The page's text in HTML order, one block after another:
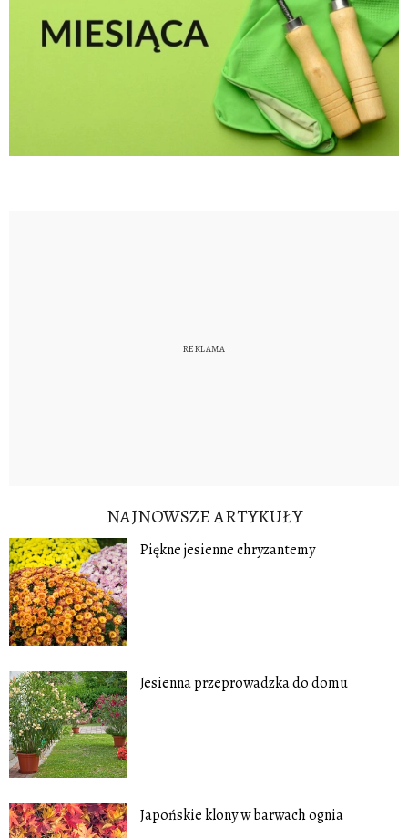
NAJNOWSZE ARTYKUŁY
Piękne jesienne chryzantemy
Jesienna przeprowadzka do domu
Japońskie klony w barwach ognia